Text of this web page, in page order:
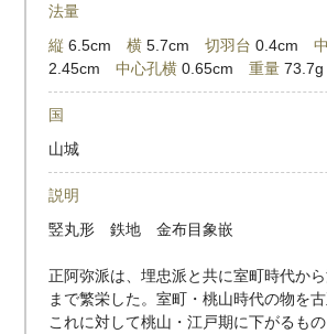
法量
縦 6.5cm横 5.7cm切羽台 0.4cm
2.45cm中心孔横 0.65cm重量 73.7g
国
山城
説明
竪丸形 鉄地 金布目象嵌
正阿弥派は、埋忠派と共に室町時代か
まで繁栄した。室町・桃山時代の物を古
これに対して桃山・江戸期に下がるも